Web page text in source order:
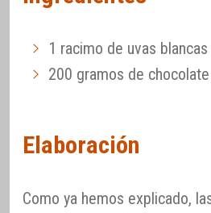
1 racimo de uvas
200 gramos de
Elaboración
Como ya hemos explicado,